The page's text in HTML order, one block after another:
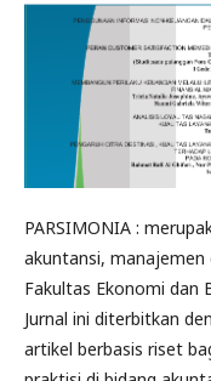
PARSIMONIA :
akuntansi,
Fakultas Ekonomi dan
Jurnal ini diterbitkan
artikel berbasis riset